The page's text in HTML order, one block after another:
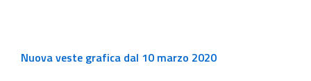
Nuova veste grafica dal 10 marzo 2020